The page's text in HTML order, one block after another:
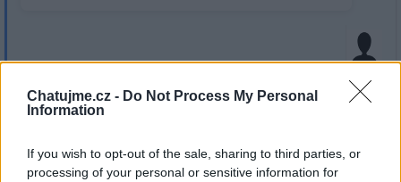
Chatujme.cz - Do Not Process My Personal
Information
If you wish to opt-out of the sale, sharing to third parties, or
processing of your personal or sensitive information for
Přihlásit se a odpovědět
Smazaný | Předmět: RE: 17.12.20 13:55:15